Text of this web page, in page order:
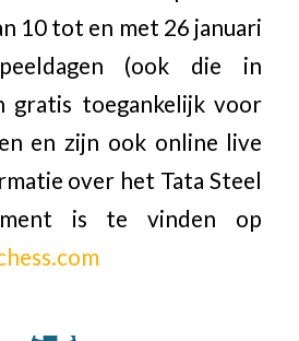
10 tot en met 26 januari
(ook die in
gratis toegankelijk voor
en zijn ook online live
over het Tata Steel
is te vinden op